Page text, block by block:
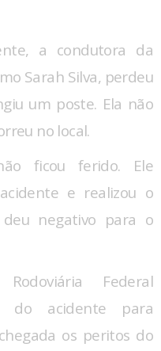
a condutora da
Sarah Silva, perdeu
um poste. Ela não
no local.
ficou ferido. Ele
e realizou o
negativo para o
Federal
do acidente para
os peritos do